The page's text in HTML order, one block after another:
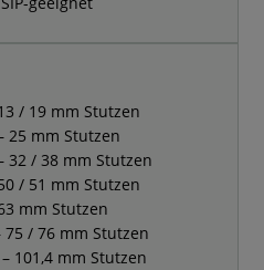
/ 19 mm Stutzen
25 mm Stutzen
32 / 38 mm Stutzen
/ 51 mm Stutzen
mm Stutzen
75 / 76 mm Stutzen
101,4 mm Stutzen